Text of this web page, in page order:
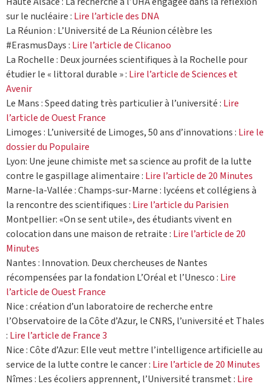
sur le nucléaire : Lire l’article des DNA
La Réunion : L’Université de La Réunion célèbre les
#ErasmusDays : Lire l’article de Clicanoo
La Rochelle : Deux journées scientifiques à la Rochelle pour
étudier le « littoral durable » : Lire l’article de Sciences et
Avenir
Le Mans : Speed dating très particulier à l’université : Lire
l’article de Ouest France
Limoges : L’université de Limoges, 50 ans d’innovations : Lire le
dossier du Populaire
Lyon: Une jeune chimiste met sa science au profit de la lutte
contre le gaspillage alimentaire : Lire l’article de 20 Minutes
Marne-la-Vallée : Champs-sur-Marne : lycéens et collégiens à
la rencontre des scientifiques : Lire l’article du Parisien
Montpellier: «On se sent utile», des étudiants vivent en
colocation dans une maison de retraite : Lire l’article de 20
Minutes
Nantes : Innovation. Deux chercheuses de Nantes
récompensées par la fondation L’Oréal et l’Unesco : Lire
l’article de Ouest France
Nice : création d’un laboratoire de recherche entre
l’Observatoire de la Côte d’Azur, le CNRS, l’université et Thales
: Lire l’article de France 3
Nice : Côte d’Azur: Elle veut mettre l’intelligence artificielle au
service de la lutte contre le cancer : Lire l’article de 20 Minutes
Nîmes : Les écoliers apprennent, l’Université transmet : Lire